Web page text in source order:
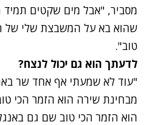
מסביר, "אבל מים שקטים תמיד
שהוא בא על המשבצת שלי של
טוב".
לדעתך הוא גם יכול לנצח?
"עוד לא שמעתי אף אחד שר
מבחינת שירה הוא הזמר הכי
הוא הזמר הכי טוב שם גם